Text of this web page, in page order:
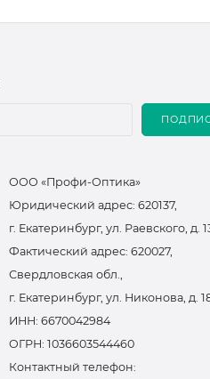
ООО «Профи-Оптика»
Юридический адрес: 620137,
г. Екатеринбург, ул. Раевского, д.
Фактический адрес: 620027,
Свердловская обл.,
г. Екатеринбург, ул. Никонова, д.
ИНН: 6670042984
ОГРН: 1036603544460
Контактный телефон: